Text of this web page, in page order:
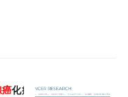
化疗耐药新策略